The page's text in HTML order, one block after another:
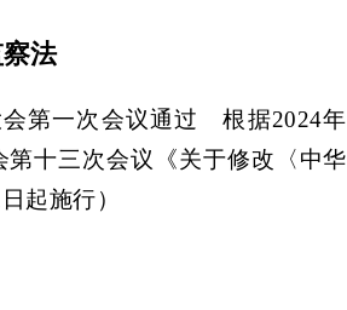
法
会第一次会议通过 根据2024年
十三次会议《关于修改〈中华
起施行）